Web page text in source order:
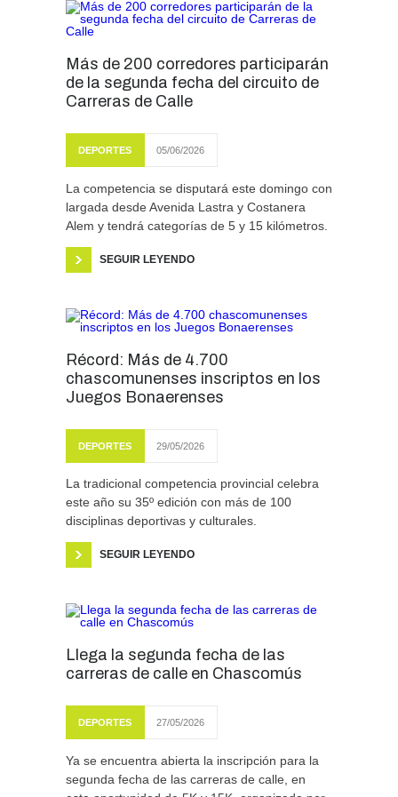
Más de 200 corredores participarán
de la segunda fecha del circuito de
Carreras de Calle
DEPORTES 05/06/2026
La competencia se disputará este domingo con
largada desde Avenida Lastra y Costanera
Alem y tendrá categorías de 5 y 15 kilómetros.
SEGUIR LEYENDO
Récord: Más de 4.700
chascomunenses inscriptos en los
Juegos Bonaerenses
DEPORTES 29/05/2026
La tradicional competencia provincial celebra
este año su 35º edición con más de 100
disciplinas deportivas y culturales.
SEGUIR LEYENDO
Llega la segunda fecha de las
carreras de calle en Chascomús
DEPORTES 27/05/2026
Ya se encuentra abierta la inscripción para la
segunda fecha de las carreras de calle, en